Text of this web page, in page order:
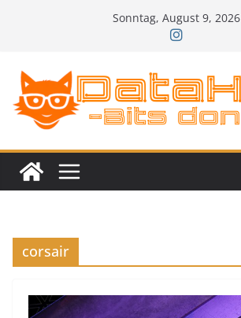
Sonntag, August 9, 2026
corsair